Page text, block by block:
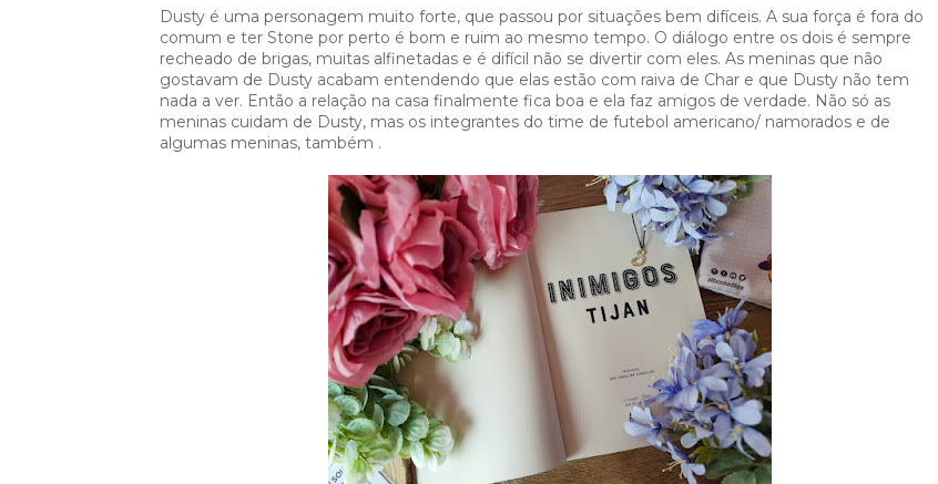
Dusty é uma personagem muito forte, que passou por situações bem difíceis. A sua força é fora do
comum e ter Stone por perto é bom e ruim ao mesmo tempo. O diálogo entre os dois é sempre
recheado de brigas, muitas alfinetadas e é difícil não se divertir com eles. As meninas que não
gostavam de Dusty acabam entendendo que elas estão com raiva de Char e que Dusty não tem
nada a ver. Então a relação na casa finalmente fica boa e ela faz amigos de verdade. Não só as
meninas cuidam de Dusty, mas os integrantes do time de futebol americano/ namorados e de
algumas meninas, também .